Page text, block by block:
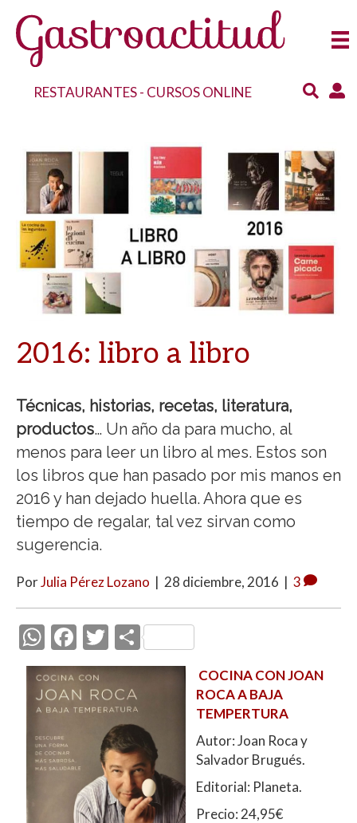
RESTAURANTES- CURSOS ONLINE
2016: libro a libro
Técnicas, historias, recetas, literatura,
productos… Un año da para mucho, al
menos para leer un libro al mes. Estos son
los libros que han pasado por mis manos en
2016 y han dejado huella. Ahora que es
tiempo de regalar, tal vez sirvan como
sugerencia.
PorJulia Pérez Lozano | 28 diciembre, 2016 | 3
W
h
at
s
A
p
F
ac
e
b
o
k
T
w
itt
er
C
o
ar
ti
r
COCINA CON JOAN
ROCA A BAJA
TEMPERTURA
Autor: Joan Roca y
Salvador Brugués.
Editorial: Planeta.
Precio: 24,95€